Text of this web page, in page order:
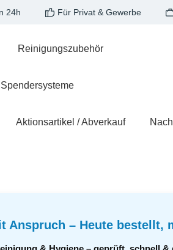
24h Für Privat & Gewerbe
Reinigungszubehör
Spendersysteme
Aktionsartikel / Abverkauf
Anspruch – Heute bestellt,